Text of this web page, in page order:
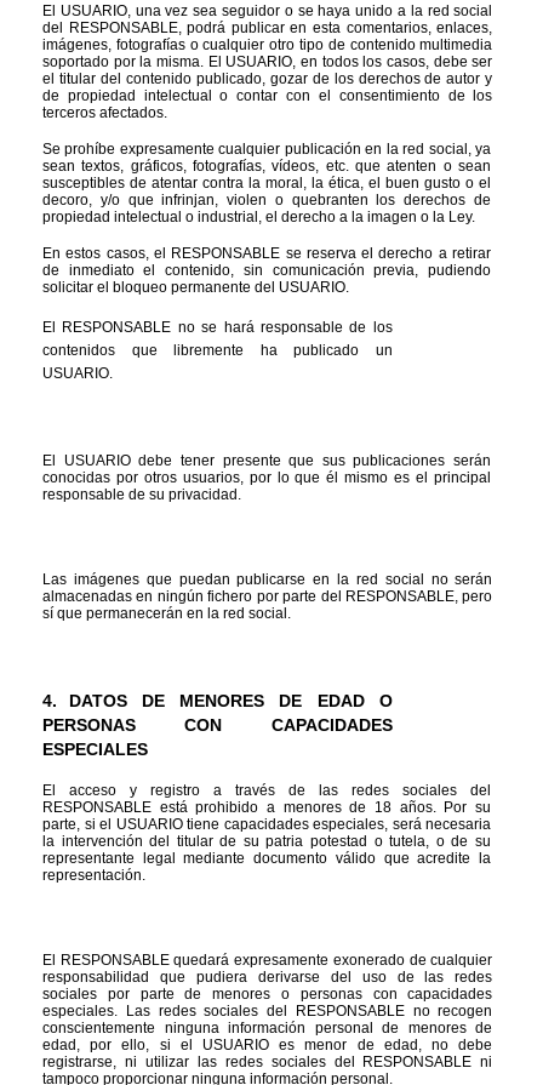
El USUARIO, una vez sea seguidor o se haya unido a la red social
del RESPONSABLE, podrá publicar en esta comentarios, enlaces,
imágenes, fotografías o cualquier otro tipo de contenido multimedia
soportado por la misma. El USUARIO, en todos los casos, debe ser
el titular del contenido publicado, gozar de los derechos de autor y
de propiedad intelectual o contar con el consentimiento de los
terceros afectados.
Se prohíbe expresamente cualquier publicación en la red social, ya
sean textos, gráficos, fotografías, vídeos, etc. que atenten o sean
susceptibles de atentar contra la moral, la ética, el buen gusto o el
decoro, y/o que infrinjan, violen o quebranten los derechos de
propiedad intelectual o industrial, el derecho a la imagen o la Ley.
En estos casos, el RESPONSABLE se reserva el derecho a retirar
de inmediato el contenido, sin comunicación previa, pudiendo
solicitar el bloqueo permanente del USUARIO.
El RESPONSABLE no se hará responsable de los
contenidos que libremente ha publicado un
USUARIO.
El USUARIO debe tener presente que sus publicaciones serán
conocidas por otros usuarios, por lo que él mismo es el principal
responsable de su privacidad.
Las imágenes que puedan publicarse en la red social no serán
almacenadas en ningún fichero por parte del RESPONSABLE, pero
sí que permanecerán en la red social.
4.
DATOS DE MENORES DE EDAD O
PERSONAS CON CAPACIDADES
ESPECIALES
El acceso y registro a través de las redes sociales del
RESPONSABLE está prohibido a menores de 18 años. Por su
parte, si el USUARIO tiene capacidades especiales, será necesaria
la intervención del titular de su patria potestad o tutela, o de su
representante legal mediante documento válido que acredite la
representación.
El RESPONSABLE quedará expresamente exonerado de cualquier
responsabilidad que pudiera derivarse del uso de las redes
sociales por parte de menores o personas con capacidades
especiales. Las redes sociales del RESPONSABLE no recogen
conscientemente ninguna información personal de menores de
edad, por ello, si el USUARIO es menor de edad, no debe
registrarse, ni utilizar las redes sociales del RESPONSABLE ni
tampoco proporcionar ninguna información personal.